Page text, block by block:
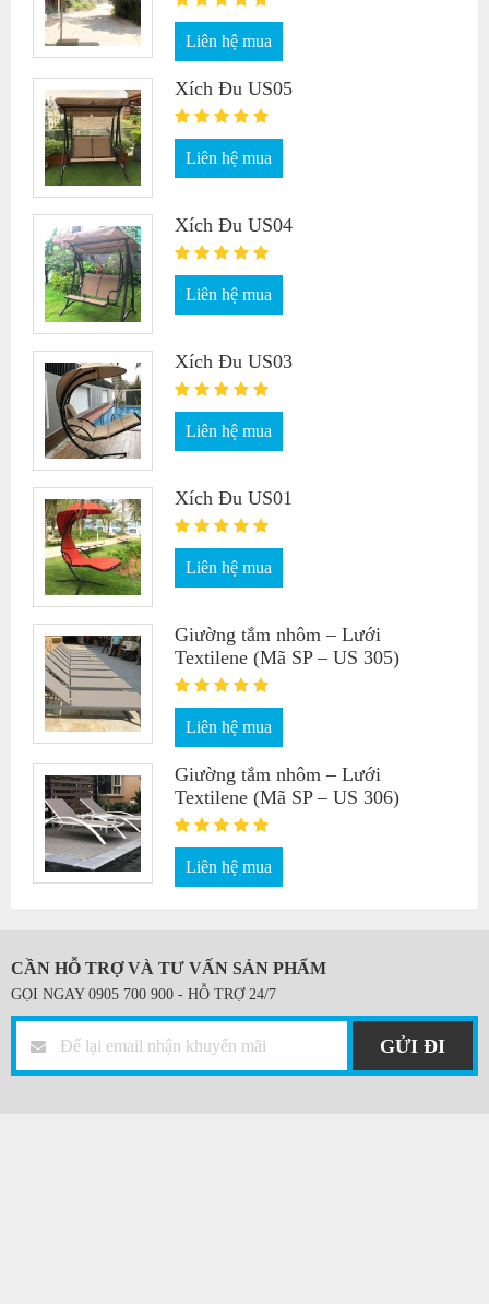
Liên hệ mua
Xích Đu US05
Liên hệ mua
Xích Đu US04
Liên hệ mua
Xích Đu US03
Liên hệ mua
Xích Đu US01
Liên hệ mua
Giường tắm nhôm – Lưới
Textilene (Mã SP – US 305)
Liên hệ mua
Giường tắm nhôm – Lưới
Textilene (Mã SP – US 306)
Liên hệ mua
CẦN HỖ TRỢ VÀ TƯ VẤN SẢN PHẨM
GỌI NGAY 0905 700 900 - HỖ TRỢ 24/7
GỬI ĐI